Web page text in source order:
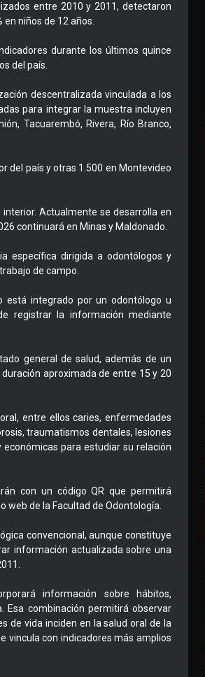
entre 2010 y 2011, detectaron
en niños de 12 años.
durante los últimos quince
del país.
descentralizada vinculada a los
para integrar la muestra incluyen
Tacuarembó, Rivera, Río Branco,
del país y otras 1.500 en Montevideo
Actualmente se desarrolla en
continuará en Minas y Maldonado.
específica dirigida a odontólogos y
de campo.
está integrado por un odontólogo u
registrar la información mediante
general de salud, además de un
aproximada de entre 15 y 20
entre ellos caries, enfermedades
traumatismos dentales, lesiones
para estudiar su relación
con un código QR que permitirá
web de la Facultad de Odontología.
convencional, aunque constituye
información actualizada sobre una
información sobre hábitos,
Esa combinación permitirá observar
de vida inciden en la salud oral de la
vincula con indicadores más amplios